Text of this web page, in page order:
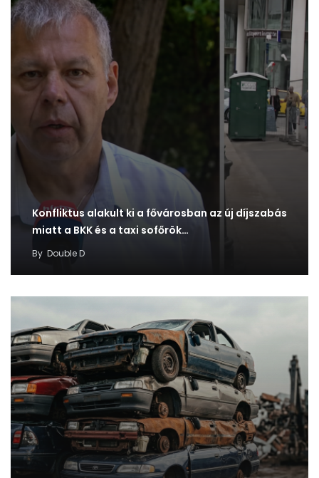
Konfliktus alakult ki a fővárosban az új díjszabás
miatt a BKK és a taxi sofőrök…
By Double D